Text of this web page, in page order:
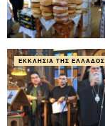
ΕΚΚΛΗΣΊΑ ΤΗΣ ΕΛΛΆΔΟΣ